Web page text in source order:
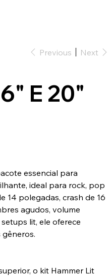
Previous Next
E 20"
essencial para
ideal para rock, pop
14 polegadas, crash de 16
agudos, volume
lit, ele oferece
o kit Hammer Lit